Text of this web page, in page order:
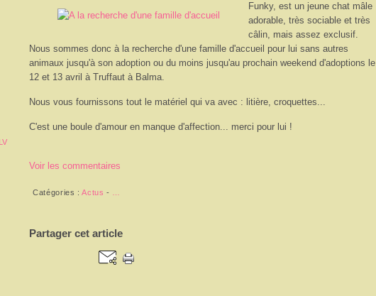
Funky, est un jeune chat mâle
adorable, très sociable et très
câlin, mais assez exclusif.
Nous sommes donc à la recherche d'une famille d'accueil pour lui sans autres
animaux jusqu'à son adoption ou du moins jusqu'au prochain weekend d'adoptions le
12 et 13 avril à Truffaut à Balma.
Nous vous fournissons tout le matériel qui va avec : litière, croquettes...
C'est une boule d'amour en manque d'affection... merci pour lui !
Voir les commentaires
Catégories :Actus -
Partager cet article